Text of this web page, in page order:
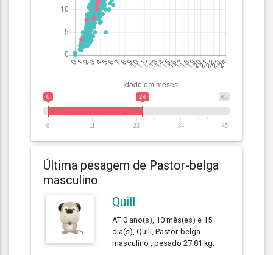
45
0 24
0 11 23 34 45
Última pesagem de Pastor-belga
masculino
Quill
AT 0 ano(s), 10 mês(es) e 15
dia(s), Quill, Pastor-belga
masculino , pesado 27.81 kg.